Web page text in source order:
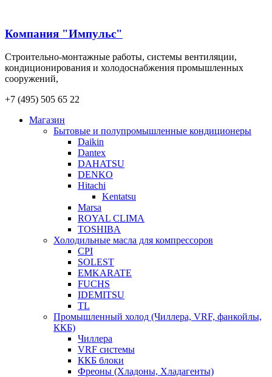
Компания "Импульс"
Строительно-монтажные работы, системы вентиляции,
кондиционирования и холодоснабжения промышленных
сооружений,
+7 (495) 505 65 22
Магазин
Бытовые и полупромышленные кондиционеры
Daikin
Dantex
DAHATSU
DENKO
Hitachi
Kentatsu
Marsa
ROYAL CLIMA
TOSHIBA
Холодильные масла для компрессоров
CPI
SOLEST
EMKARATE
FUCHS
IDEMITSU
TL
Промышленный холод (Чиллера, VRF, фанкойлы,
ККБ)
Чиллера
VRF системы
ККБ блоки
Фреоны (Хладоны, Хладагенты)